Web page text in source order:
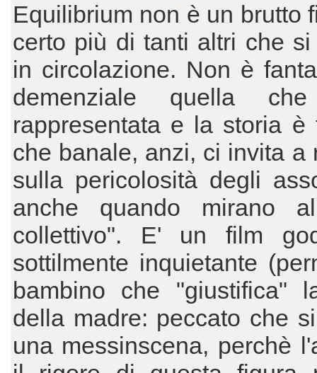
Equilibrium non è un brutto
certo più di tanti altri che si
in circolazione. Non è
demenziale quella
rappresentata e la storia è
che banale, anzi, ci invita a
sulla pericolosità degli
anche quando mirano
collettivo". E' un film
sottilmente inquietante
bambino che "giustifica"
della madre: peccato che
una messinscena, perchè